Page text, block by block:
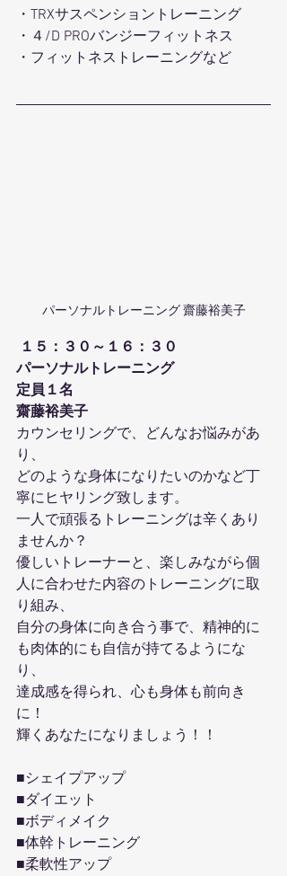
・TRXサスペンショントレーニング
・４/D PROバンジーフィットネス
・フィットネストレーニングなど
パーソナルトレーニング 齋藤裕美子
１５：３０～１６：３０
パーソナルトレーニング
定員１名
齋藤裕美子
カウンセリングで、どんなお悩みがあ
り、
どのような身体になりたいのかなど丁
寧にヒヤリング致します。
一人で頑張るトレーニングは辛くあり
ませんか？
優しいトレーナーと、楽しみながら個
人に合わせた内容のトレーニングに取
り組み、
自分の身体に向き合う事で、精神的に
も肉体的にも自信が持てるようにな
り、
達成感を得られ、心も身体も前向き
に！
輝くあなたになりましょう！！
■シェイプアップ
■ダイエット
■ボディメイク
■体幹トレーニング
■柔軟性アップ